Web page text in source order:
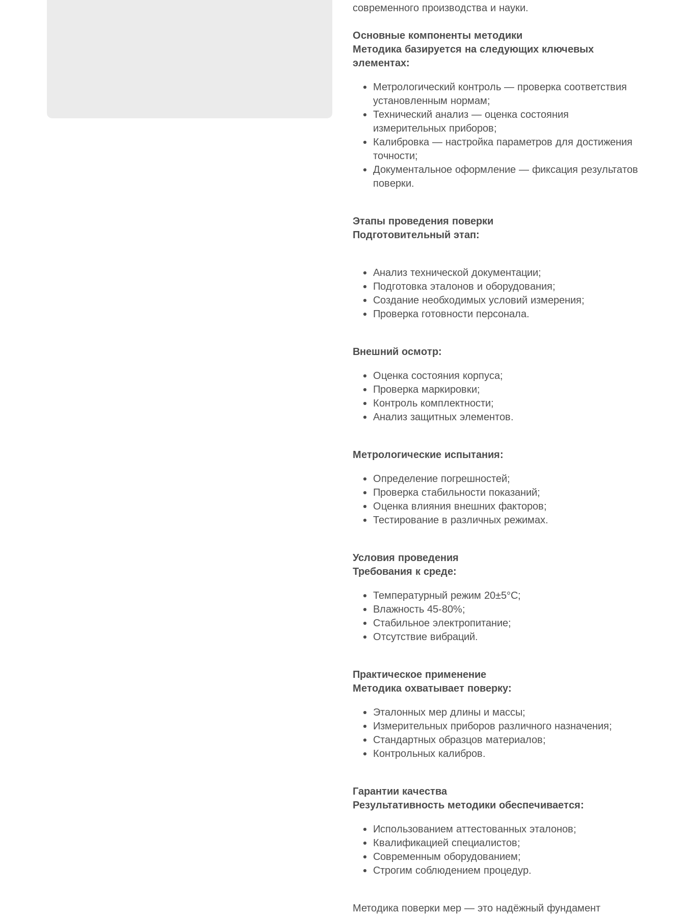
современного производства и науки.
Основные компоненты методики
Методика базируется на следующих ключевых
элементах:
Метрологический контроль — проверка соответствия
установленным нормам;
Технический анализ — оценка состояния
измерительных приборов;
Калибровка — настройка параметров для достижения
точности;
Документальное оформление — фиксация результатов
поверки.
Этапы проведения поверки
Подготовительный этап:
Анализ технической документации;
Подготовка эталонов и оборудования;
Создание необходимых условий измерения;
Проверка готовности персонала.
Внешний осмотр:
Оценка состояния корпуса;
Проверка маркировки;
Контроль комплектности;
Анализ защитных элементов.
Метрологические испытания:
Определение погрешностей;
Проверка стабильности показаний;
Оценка влияния внешних факторов;
Тестирование в различных режимах.
Условия проведения
Требования к среде:
Температурный режим 20±5°C;
Влажность 45-80%;
Стабильное электропитание;
Отсутствие вибраций.
Практическое применение
Методика охватывает поверку:
Эталонных мер длины и массы;
Измерительных приборов различного назначения;
Стандартных образцов материалов;
Контрольных калибров.
Гарантии качества
Результативность методики обеспечивается:
Использованием аттестованных эталонов;
Квалификацией специалистов;
Современным оборудованием;
Строгим соблюдением процедур.
Методика поверки мер — это надёжный фундамент